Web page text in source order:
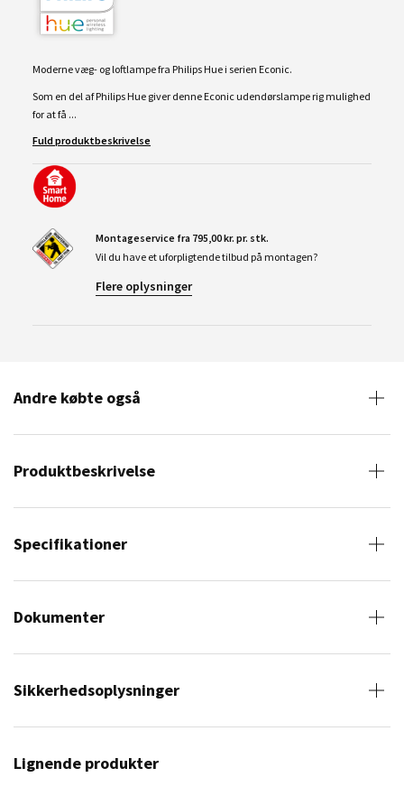
Moderne væg- og loftlampe fra Philips Hue i serien Econic.
Som en del af Philips Hue giver denne Econic udendørslampe rig mulighed
for at få ...
Fuld produktbeskrivelse
Montageservice fra 795,00 kr. pr. stk.
Vil du have et uforpligtende tilbud på montagen?
Flere oplysninger
Andre købte også
Produktbeskrivelse
Specifikationer
Dokumenter
Sikkerhedsoplysninger
Lignende produkter